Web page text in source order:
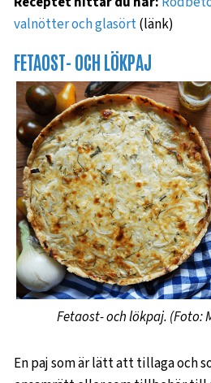
valnötter och glasört(länk)
FETAOST- OCH LÖKPAJ
Fetaost- och lökpaj. (Foto:
En paj som är lätt att tillaga och